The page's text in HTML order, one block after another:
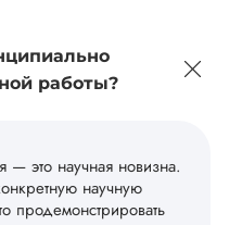
работы?
— это научная новизна.
научную
продемонстрировать